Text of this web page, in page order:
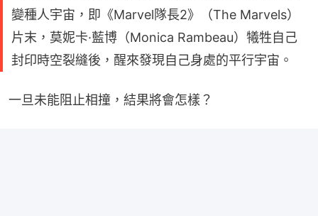
變種人宇宙，即《Marvel隊長2》（The Marvels）
片末，莫妮卡·藍博（Monica Rambeau）犧牲自己
封印時空裂縫後，醒來發現自己身處的平行宇宙。
一旦未能阻止相撞，結果將會怎樣？